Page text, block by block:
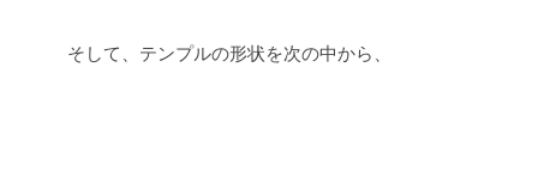
そして、テンプルの形状を次の中から、